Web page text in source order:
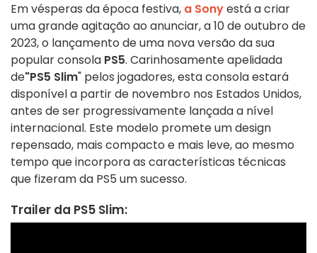
Em vésperas da época festiva, a Sonyestá a criar
uma grande agitação ao anunciar, a 10 de outubro de
2023, o lançamento de uma nova versão da sua
popular consola PS5. Carinhosamente apelidada
de"PS5 Slim" pelos jogadores, esta consola estará
disponível a partir de novembro nos Estados Unidos,
antes de ser progressivamente lançada a nível
internacional. Este modelo promete um design
repensado, mais compacto e mais leve, ao mesmo
tempo que incorpora as características técnicas
que fizeram da PS5 um sucesso.
Trailer da PS5 Slim: